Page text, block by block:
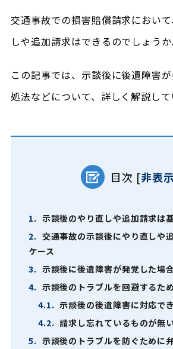
交通事故での損害賠償請求におい
しや追加請求はできるのでしょうか
この記事では、示談後に後遺障害
処法などについて、詳しく解説して
目次 [非表
1. 示談後のやり直しや追加請求は
2. 交通事故の示談後にやり直しや
ケース
3. 示談後に後遺障害が発覚した場
4. 示談後のトラブルを回避するた
4.1. 示談後の後遺障害に対応で
4.2. 請求し忘れているものが無
5. 示談後のトラブルを防ぐために